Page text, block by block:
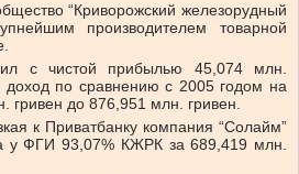
“Криворожский железорудный
производителем товарной
с чистой прибылью 45,074 млн.
доход по сравнению с 2005 годом на
гривен до 876,951 млн. гривен.
к Приватбанку компания “Солайм”
у ФГИ 93,07% КЖРК за 689,419 млн.